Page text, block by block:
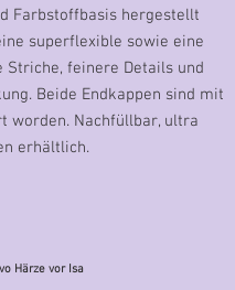
Farbstoffbasis hergestellt
superflexible sowie eine
feinere Details und
Beide Endkappen sind mit
worden. Nachfüllbar, ultra
erhältlich.
Härze vor Isa